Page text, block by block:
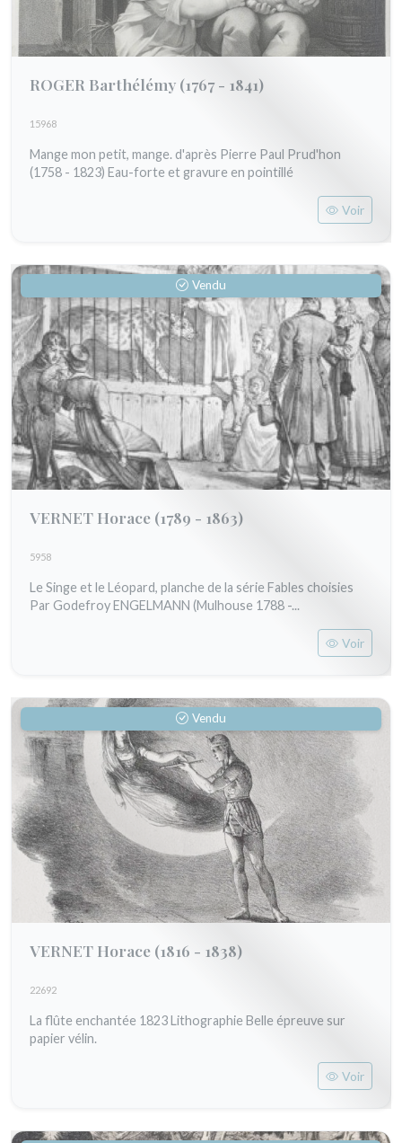
ROGER Barthélémy (1767 - 1841)
15968
Mange mon petit, mange. d'après Pierre Paul Prud'hon
(1758 - 1823) Eau-forte et gravure en pointillé
Voir
Vendu
VERNET Horace (1789 - 1863)
5958
Le Singe et le Léopard, planche de la série Fables choisies
Par Godefroy ENGELMANN (Mulhouse 1788 -...
Voir
Vendu
VERNET Horace (1816 - 1838)
22692
La flûte enchantée 1823 Lithographie Belle épreuve sur
papier vélin.
Voir